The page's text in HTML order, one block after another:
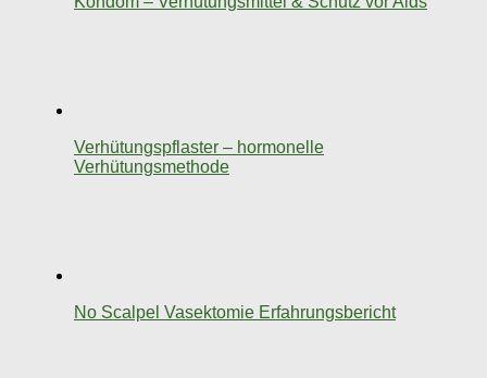
Verhütungspflaster – hormonelle
Verhütungsmethode
No Scalpel Vasektomie Erfahrungsbericht